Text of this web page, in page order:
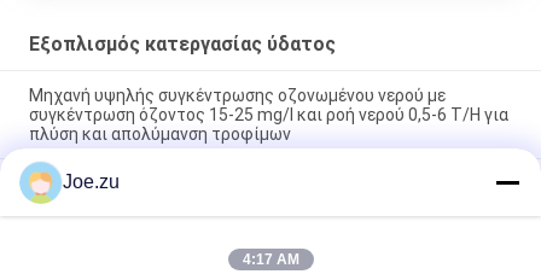
Εξοπλισμός κατεργασίας ύδατος
Μηχανή υψηλής συγκέντρωσης οζονωμένου νερού με
συγκέντρωση όζοντος 15-25 mg/l και ροή νερού 0,5-6 T/H για
πλύση και απολύμανση τροφίμων
Γεννήτρια Όζοντος από Πηγή Αέρα με Παραγωγή Όζοντος από
2 g/h έως 200 g/h Χρησιμοποιώντας Τεχνολογία Ενεργειακής
Εκκένωσης και Δομή από Ανοξείδωτο Ατσάλι
Φορητός Όρθιος Αποστειρωτής Όζοντος με Έξοδο Όζοντος
Joe.zu
4:17 AM